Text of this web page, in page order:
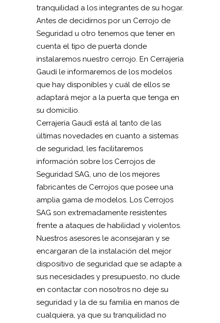
tranquilidad a los integrantes de su hogar.
Antes de decidirnos por un Cerrojo de
Seguridad u otro tenemos que tener en
cuenta el tipo de puerta donde
instalaremos nuestro cerrojo. En Cerrajería
Gaudí le informaremos de los modelos
que hay disponibles y cuál de ellos se
adaptará mejor a la puerta que tenga en
su domicilio.
Cerrajería Gaudí está al tanto de las
últimas novedades en cuanto a sistemas
de seguridad, les facilitaremos
información sobre los Cerrojos de
Seguridad SAG, uno de los mejores
fabricantes de Cerrojos que posee una
amplia gama de modelos. Los Cerrojos
SAG son extremadamente resistentes
frente a ataques de habilidad y violentos.
Nuestros asesores le aconsejaran y se
encargaran de la instalación del mejor
dispositivo de seguridad que se adapte a
sus necesidades y presupuesto, no dude
en contactar con nosotros no deje su
seguridad y la de su familia en manos de
cualquiera, ya que su tranquilidad no